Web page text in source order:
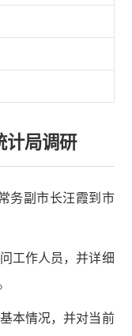
计局调研
副市长汪霞到市
工作人员，并详细
本情况，并对当前